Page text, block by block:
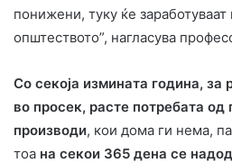
понижени, туку ќе
општеството”, нагласува
Со секоја измината година, за
во просек, расте потребата од
производи, кои дома ги нема,
тоа на секои 365 дена се